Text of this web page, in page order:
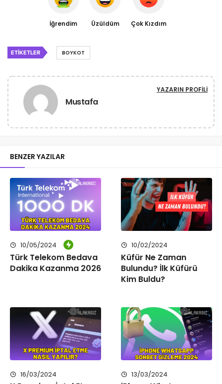
İğrendim Üzüldüm Çok Kızdım
ETIKETLER BOYKOT
Mustafa
YAZARIN PROFILI
BENZER YAZILAR
10/05/2024
Türk Telekom Bedava
Dakika Kazanma 2026
10/02/2024
Küfür Ne Zaman
Bulundu? İlk Küfürü
Kim Buldu?
16/03/2024 13/03/2024